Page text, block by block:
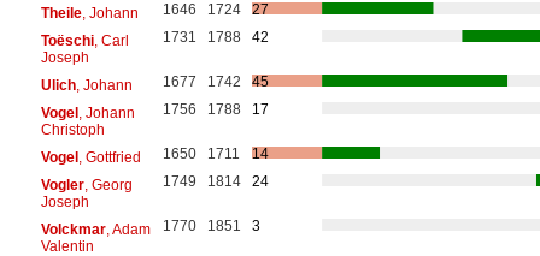
Theile, Johann 1646 1724
27
Toëschi, Carl
Joseph
1731 1788 42
Ulich, Johann 1677 1742
45
Vogel, Johann
Christoph
1756 1788 17
Vogel, Gottfried 1650 1711
14
Vogler, Georg
Joseph
1749 1814 24
Volckmar, Adam
Valentin
1770 1851 3